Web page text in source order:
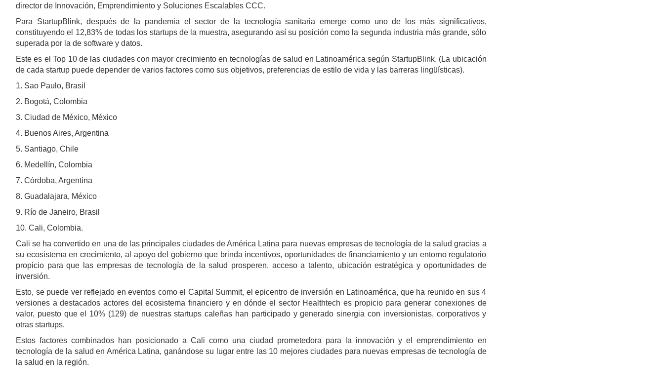
director de Innovación, Emprendimiento y Soluciones Escalables CCC.
Para StartupBlink, después de la pandemia el sector de la tecnología sanitaria emerge como uno de los más significativos,
constituyendo el 12,83% de todas los startups de la muestra, asegurando así su posición como la segunda industria más grande, sólo
superada por la de software y datos.
Este es el Top 10 de las ciudades con mayor crecimiento en tecnologías de salud en Latinoamérica según StartupBlink. (La ubicación
de cada startup puede depender de varios factores como sus objetivos, preferencias de estilo de vida y las barreras lingüísticas).
1. Sao Paulo, Brasil
2. Bogotá, Colombia
3. Ciudad de México, México
4. Buenos Aires, Argentina
5. Santiago, Chile
6. Medellín, Colombia
7. Córdoba, Argentina
8. Guadalajara, México
9. Río de Janeiro, Brasil
10. Cali, Colombia.
Cali se ha convertido en una de las principales ciudades de América Latina para nuevas empresas de tecnología de la salud gracias a
su ecosistema en crecimiento, al apoyo del gobierno que brinda incentivos, oportunidades de financiamiento y un entorno regulatorio
propicio para que las empresas de tecnología de la salud prosperen, acceso a talento, ubicación estratégica y oportunidades de
inversión.
Esto, se puede ver reflejado en eventos como el Capital Summit, el epicentro de inversión en Latinoamérica, que ha reunido en sus 4
versiones a destacados actores del ecosistema financiero y en dónde el sector Healthtech es propicio para generar conexiones de
valor, puesto que el 10% (129) de nuestras startups caleñas han participado y generado sinergia con inversionistas, corporativos y
otras startups.
Estos factores combinados han posicionado a Cali como una ciudad prometedora para la innovación y el emprendimiento en
tecnología de la salud en América Latina, ganándose su lugar entre las 10 mejores ciudades para nuevas empresas de tecnología de
la salud en la región.